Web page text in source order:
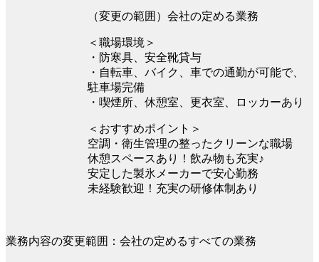
（変更の範囲）会社の定める業務
＜職場環境＞
・防寒具、安全靴貸与
・自転車、バイク、車での通勤が可能で、
駐車場完備
・喫煙所、休憩室、更衣室、ロッカーあり
＜おすすめポイント＞
空調・衛生管理の整ったクリーンな職場
休憩スペースあり！飲み物も充実♪
安定した製氷メーカーで安心勤務
未経験歓迎！充実の研修体制あり
業務内容の変更範囲：会社の定めるすべての業務